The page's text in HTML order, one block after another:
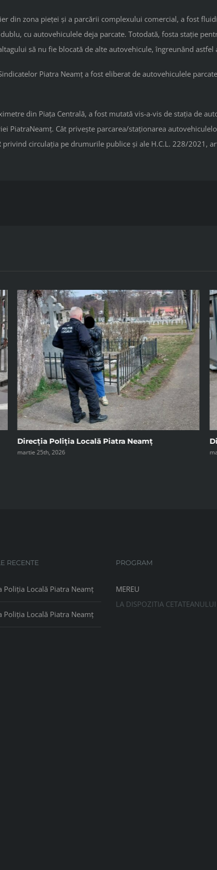
din zona pieței și a parcării complexului comercial, a fost
cu autovehiculele deja parcate. Totodată, fosta stație
să nu fie blocată de alte autovehicule, îngreunând astfel
Piatra Neamț a fost eliberat de autovehiculele
din Piața Centrală, a fost mutată vis-a-vis de stația de
PiatraNeamț. Cât privește parcarea/staționarea
circulația pe drumurile publice și ale H.C.L. 228/2021,
Direcția Poliția Locală Piatra Neamț
martie 25th, 2026
RECENTE
Poliția Locală Piatra Neamț
Poliția Locală Piatra Neamț
PROGRAM
MEREU
LA DISPOZITIA CETATEANULUI